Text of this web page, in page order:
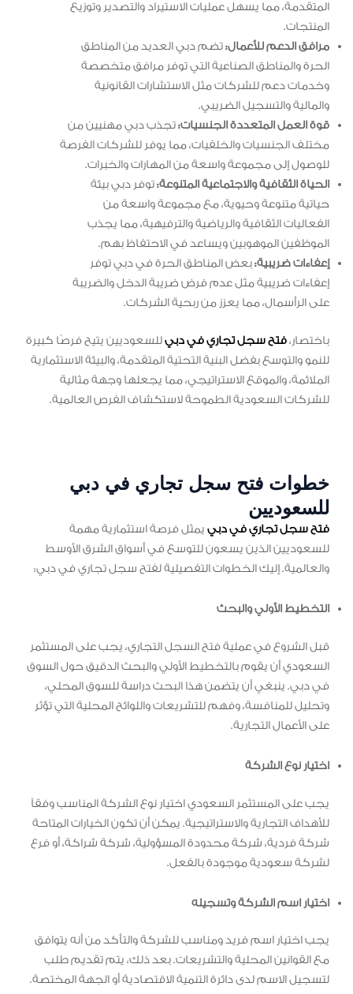
المتقدمة، مما يسهل عمليات الاستيراد والتصدير وتوزيع
المنتجات.
مرافق الدعم للأعمال:تضم دبي العديد من المناطق
الحرة والمناطق الصناعية التي توفر مرافق متخصصة
وخدمات دعم للشركات مثل الاستشارات القانونية
والمالية والتسجيل الضريبي.
قوة العمل المتعددة الجنسيات:تجذب دبي مهنيين من
مختلف الجنسيات والخلفيات، مما يوفر للشركات الفرصة
للوصول إلى مجموعة واسعة من المهارات والخبرات.
الحياة الثقافية والاجتماعية المتنوعة:توفر دبي بيئة
حياتية متنوعة وحيوية، مع مجموعة واسعة من
الفعاليات الثقافية والرياضية والترفيهية، مما يجذب
الموظفين الموهوبين ويساعد في الاحتفاظ بهم.
إعفاءات ضريبية:بعض المناطق الحرة في دبي توفر
إعفاءات ضريبية مثل عدم فرض ضريبة الدخل والضريبة
على الرأسمال، مما يعزز من ربحية الشركات.
باختصار،فتح سجل تجاري في دبيللسعوديين يتيح فرصًا كبيرة
للنمو والتوسع بفضل البنية التحتية المتقدمة، والبيئة الاستثمارية
الملائمة، والموقع الاستراتيجي، مما يجعلها وجهة مثالية
للشركات السعودية الطموحة لاستكشاف الفرص العالمية.
خطوات فتح سجل تجاري في دبي
للسعوديين
فتح سجل تجاري في دبي يمثل فرصة استثمارية مهمة
للسعوديين الذين يسعون للتوسع في أسواق الشرق الأوسط
والعالمية. إليك الخطوات التفصيلية لفتح سجل تجاري في دبي:
التخطيط الأولي والبحث
قبل الشروع في عملية فتح السجل التجاري، يجب على المستثمر
السعودي أن يقوم بالتخطيط الأولي والبحث الدقيق حول السوق
في دبي. ينبغي أن يتضمن هذا البحث دراسة للسوق المحلي،
وتحليل للمنافسة، وفهم للتشريعات واللوائح المحلية التي تؤثر
على الأعمال التجارية.
اختيار نوع الشركة
يجب على المستثمر السعودي اختيار نوع الشركة المناسب وفقاً
للأهداف التجارية والاستراتيجية. يمكن أن تكون الخيارات المتاحة
شركة فردية، شركة محدودة المسؤولية، شركة شراكة، أو فرع
لشركة سعودية موجودة بالفعل.
اختيار اسم الشركة وتسجيله
يجب اختيار اسم فريد ومناسب للشركة والتأكد من أنه يتوافق
مع القوانين المحلية والتشريعات. بعد ذلك، يتم تقديم طلب
لتسجيل الاسم لدى دائرة التنمية الاقتصادية أو الجهة المختصة.